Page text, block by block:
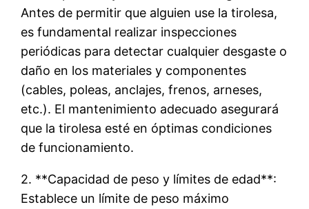
Antes de permitir que alguien use la tirolesa,
es fundamental realizar inspecciones
periódicas para detectar cualquier desgaste o
daño en los materiales y componentes
(cables, poleas, anclajes, frenos, arneses,
etc.). El mantenimiento adecuado asegurará
que la tirolesa esté en óptimas condiciones
de funcionamiento.
2. **Capacidad de peso y límites de edad**:
Establece un límite de peso máximo